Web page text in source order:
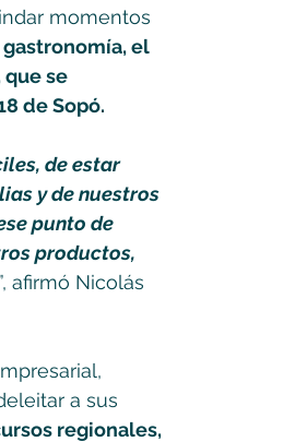
momentos
el
se
de Sopó.
de estar
y de nuestros
punto de
productos,
”, afirmó Nicolás
a sus
regionales,